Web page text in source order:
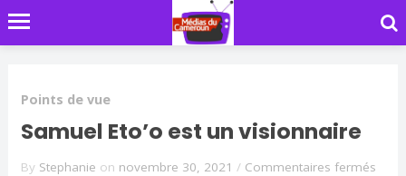
Points de vue
Samuel Eto’o est un visionnaire
By Stephanie on novembre 30, 2021 / Commentaires fermés